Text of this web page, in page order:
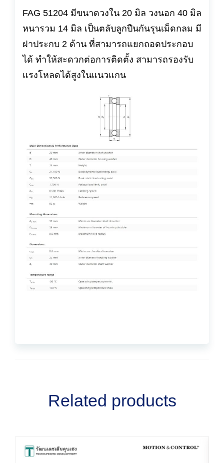
FAG 51204 มีขนาดวงใน 20 มิล วงนอก 40 มิล
หนารวม 14 มิล เป็นตลับลูกปืนกันรุนเม็ดกลม มี
ฝาประกบ 2 ด้าน ที่สามารถแยกถอดประกอบ
ได้ ทำให้สะดวกต่อการติดตั้ง สามารถรองรับ
แรงโหลดได้สูงในแนวแกน
Related products